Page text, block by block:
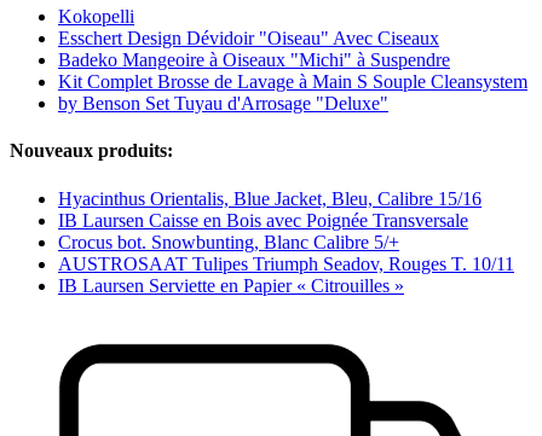
Kokopelli
Esschert Design Dévidoir "Oiseau" Avec Ciseaux
Badeko Mangeoire à Oiseaux "Michi" à Suspendre
Kit Complet Brosse de Lavage à Main S Souple Cleansystem
by Benson Set Tuyau d'Arrosage "Deluxe"
Nouveaux produits:
Hyacinthus Orientalis, Blue Jacket, Bleu, Calibre 15/16
IB Laursen Caisse en Bois avec Poignée Transversale
Crocus bot. Snowbunting, Blanc Calibre 5/+
AUSTROSAAT Tulipes Triumph Seadov, Rouges T. 10/11
IB Laursen Serviette en Papier « Citrouilles »